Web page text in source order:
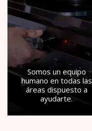
Somos un equipo
humano en todas las
áreas dispuesto a
ayudarte.